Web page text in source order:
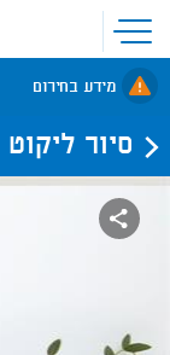
פתיחת
תפריט
אתר
מידע בחירום
סיור